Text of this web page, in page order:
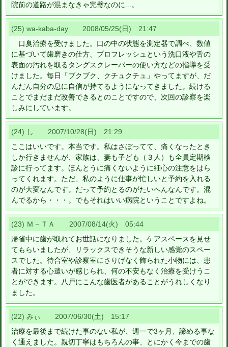
院前の道路が混まなきゃ完璧なのに...。
(25) wa-kaba-day 2008/05/25(日) 21:47
口臭治療を受けました。口の中の状態を測定器で調べ、数値
に基づいて歯磨きの仕方、プロフレッシュという洗口液や舌の
表面の汚れを取るタングスクレーパーの使い方などの指導を受
けました。毎日「ブクブク、クチュクチュ」やってますが、だ
んだん自分の息に自信が持てるようになってきました。続ける
ことでまだまだ改善できるとのことですので、次回の診察を楽
しみにしています。
(24) し 2007/10/28(日) 21:29
ここはいいです。本当です。私はさぼってて、痛くなったとき
しか行きませんが、家族は、妻も子ども（３人）も全員定期検
診に行ってます。ほんとうに痛くないように細心の注意をはら
ってくれます。ただ、私のように仕事が忙しいと予約を入れる
のが大変なんです。だって予約とるのがたいへんなんです。混
んでるから・・・。でもそれはいい病院ということですよね。
(23) Ｍ－ＴＡ 2007/08/14(火) 05:44
帰省中に歯が取れてお世話になりました。ケアスペースを見せ
てもらいましたが、リラックスできそうな新しい感覚のスペー
スでした。待合室や診察室にさりげなく飾られた小物には、患
者に対する心遣いが感じられ、何の不安もなく治療を受けうこ
とができます。八戸にこんな歯医者があることがうれしくなり
ました。
(22) みぃ 2007/06/30(土) 15:17
治療を最後まで続けた事のない私が、週一で3ヶ月、諦める事な
く通えました。親切丁寧はもちろんの事、とにかく今までの歯